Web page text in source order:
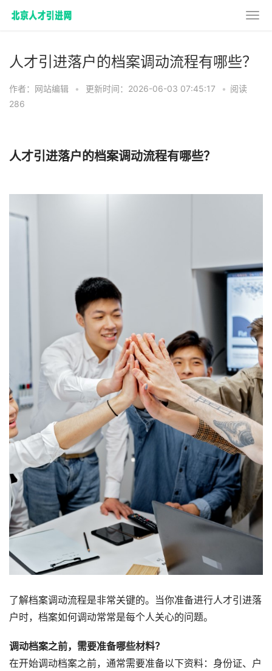
人才引进落户的档案调动流程有哪些？
作者：网站编辑 • 更新时间：2026-06-03 07:45:17 • 阅读
286
人才引进落户的档案调动流程有哪些？
了解档案调动流程是非常关键的。当你准备进行人才引进落
户时，档案如何调动常常是每个人关心的问题。
调动档案之前，需要准备哪些材料？
在开始调动档案之前，通常需要准备以下资料：身份证、户